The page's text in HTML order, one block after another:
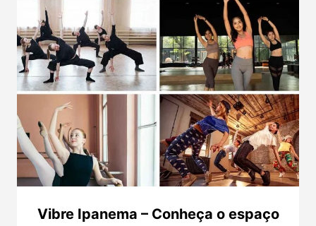
Vibre Ipanema – Conheça o espaço